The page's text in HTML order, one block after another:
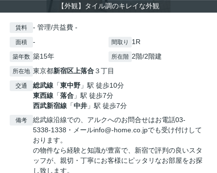
【外観】タイル調のキレイな外観
賃料 - 管理/共益費 -
面積 - 間取り 1R
築年数 築15年 所在階 2階/2階建
所在地 東京都新宿区 上落合３丁目
交通 総武線 「東中野 」駅 徒歩10分
東西線 「落合 」駅 徒歩7分
西武新宿線 「中井 」駅 徒歩7分
備考
総武線沿線での、アルクへのお問合せはお電話03-
5338-1338・メールinfo@-home.co.jpでも受け付けして
おります。
の物件なら経験と知識が豊富で、新宿で評判の良いスタ
ッフが、親切・丁寧にお客様にピッタリなお部屋をお探
し致します。